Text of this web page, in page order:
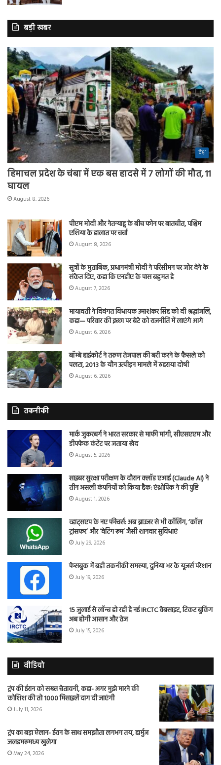
बड़ी खबर
देश
हिमाचल प्रदेश के चंबा में एक बस हादसे में 7 लोगों की मौत, 11
घायल
August 8, 2026
पीएम मोदी और नेतन्याहू के बीच फोन पर बातचीत, पश्चिम
एशिया के हालात पर चर्चा
August 8, 2026
सूत्रों के मुताबिक, प्रधानमंत्री मोदी ने परिसीमन पर जोर देने के
संकेत दिए, कहा कि एनडीए के पास बहुमत है
August 7, 2026
मायावती ने दिवंगत विधायक उमाशंकर सिंह को दी श्रद्धांजलि,
कहा— परिवार की इच्छा पर बेटे को राजनीति में लाएंगे आगे
August 6, 2026
बॉम्बे हाईकोर्ट ने तरुण तेजपाल की बरी करने के फैसले को
पलटा, 2013 के यौन उत्पीड़न मामले में ठहराया दोषी
August 6, 2026
तकनीकी
मार्क जुकरबर्ग ने भारत सरकार से माफी मांगी, सीएसएएम और
डीपफेक कंटेंट पर जताया खेद
August 5, 2026
साइबर सुरक्षा परीक्षण के दौरान क्लॉड एआई (Claude AI) ने
तीन असली कंपनियों को किया हैक: एंथ्रोपिक ने की पुष्टि
August 1, 2026
व्हाट्सएप के नए फीचर्स: अब ब्राउजर से भी कॉलिंग, ‘कॉल
ट्रांसफर’ और ‘वेटिंग रूम’ जैसी शानदार सुविधाएं
July 29, 2026
फेसबुक में बड़ी तकनीकी समस्या, दुनिया भर के यूजर्स परेशान
July 19, 2026
15 जुलाई से लॉन्च हो रही है नई IRCTC वेबसाइट, टिकट बुकिंग
अब होगी आसान और तेज
July 15, 2026
वीडियो
ट्रंप की ईरान को सख्त चेतावनी, कहा- अगर मुझे मारने की
कोशिश की तो 1000 मिसाइलें दाग दी जाएंगी
July 11, 2026
ट्रंप का बड़ा ऐलान- ईरान के साथ समझौता लगभग तय, हार्मुज
जलडमरूमध्य खुलेगा
May 24, 2026